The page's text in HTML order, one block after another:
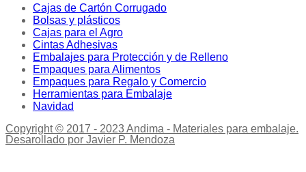
Cajas de Cartón Corrugado
Bolsas y plásticos
Cajas para el Agro
Cintas Adhesivas
Embalajes para Protección y de Relleno
Empaques para Alimentos
Empaques para Regalo y Comercio
Herramientas para Embalaje
Navidad
Copyright © 2017 - 2023 Andima - Materiales para embalaje.
Desarollado por Javier P. Mendoza